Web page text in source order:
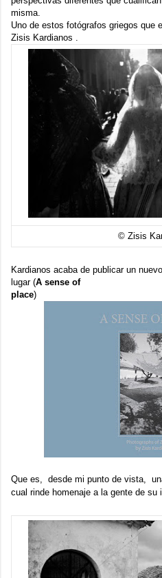
misma.
Uno de estos fotógrafos griegos que
Zisis Kardianos .
© Zisis
Kardianos acaba de publicar un
lugar(A sense of
place)
Que es, desde mi punto de vista,
cual rinde homenaje a la gente de su